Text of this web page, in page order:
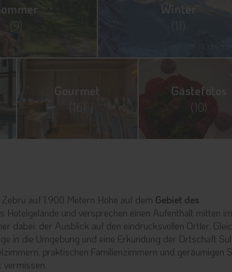
(9)
Winter
(11)
Gourmet
(16)
Gästefotos
(10)
auf 1.900 Metern Höhe auf dem Gebiet des
Hotelgelände und versprechen einen Aufenthalt mitten im
dabei: der Ausblick auf den eindrucksvollen Ortler.
in die Umgebung und eine Erkundung der Ortschaft
praktischen Familienzimmern und geräumigen
vermissen.